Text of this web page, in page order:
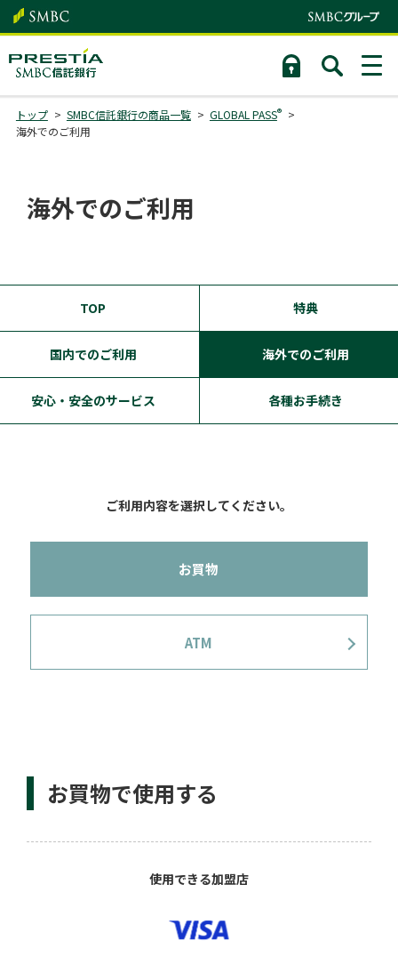
トップ SMBC信託銀行の商品一覧 GLOBAL PASS®
海外でのご利用
海外でのご利用
TOP 特典
国内でのご利用 海外でのご利用
安心・安全のサービス 各種お手続き
ご利用内容を選択してください。
お買物
ATM
お買物で使用する
使用できる加盟店